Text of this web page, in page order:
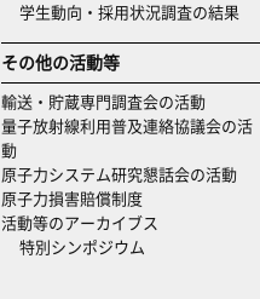
学生動向・採用状況調査の結果
その他の活動等
輸送・貯蔵専門調査会の活動
量子放射線利用普及連絡協議会の活
動
原子力システム研究懇話会の活動
原子力損害賠償制度
活動等のアーカイブス
特別シンポジウム